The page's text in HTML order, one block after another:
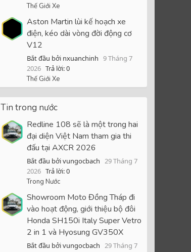
Thế Giới Xe
Aston Martin lùi kế hoạch xe
điện, kéo dài vòng đời động cơ
V12
Bắt đầu bởi nxuanchinh 9 Tháng 7
2026 Trả lời: 0
Thế Giới Xe
Tin trong nước
Redline 108 sẽ là một trong hai
đại diện Việt Nam tham gia thi
đấu tại AXCR 2026
Bắt đầu bởi vungocbach 29 Tháng 7
2026 Trả lời: 0
Trong Nước
Showroom Moto Đồng Tháp đi
vào hoạt động, giới thiệu bộ đôi
Honda SH150i Italy Super Vetro
2 in 1 và Hyosung GV350X
Bắt đầu bởi vungocbach 29 Tháng 7